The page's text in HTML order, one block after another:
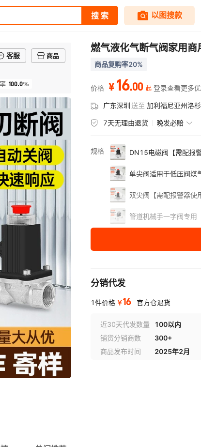
客服
商品
100.0%
燃气液化气断气阀家用
商品复购率20%
价格 ¥16.00 起 登录查看更多
广东深圳送至 加利福尼亚州洛
7天无理由退货 晚发必赔
规格 DN15电磁阀【需配报警
单尖阀适用于低压阀煤
双尖阀【需配报警器使
管道机械手一字阀专用
分销代发
1件价格 ￥16 官方仓退货
近30天代发数量 100以内
铺货分销商数
300+
商品发布时间
2025年2月